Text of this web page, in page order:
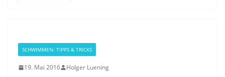
SCHWIMMEN: TIPPS & TRICKS
19. Mai 2016 Holger Luening